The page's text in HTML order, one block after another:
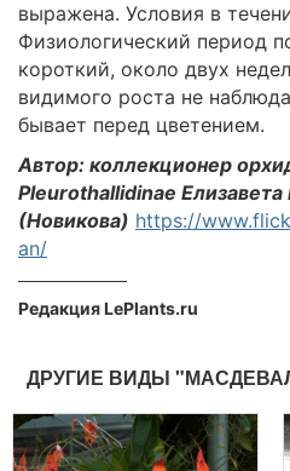
выражена. Условия в
Физиологический период
короткий, около двух
видимого роста не
бывает перед цветением.
Автор: коллекционер
Pleurothallidinae Елизавета
(Новикова) https://
an/
Редакция LePlants.ru
ДРУГИЕ ВИДЫ